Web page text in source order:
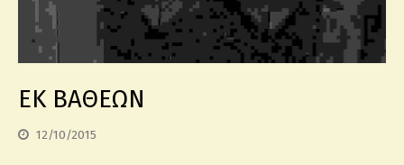
ΕΚ ΒΑΘΕΩΝ
12/10/2015